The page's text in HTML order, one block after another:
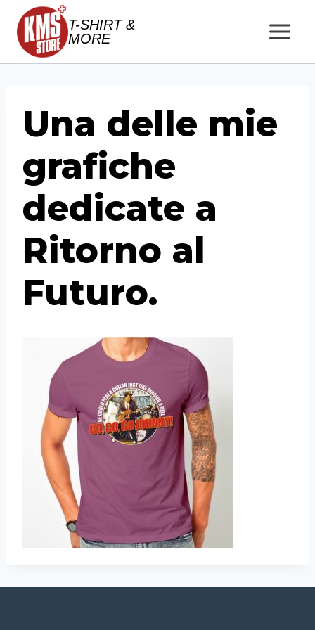
Salta
contenuto
T-SHIRT &
MORE
Una delle mie
grafiche
dedicate a
Ritorno al
Futuro.